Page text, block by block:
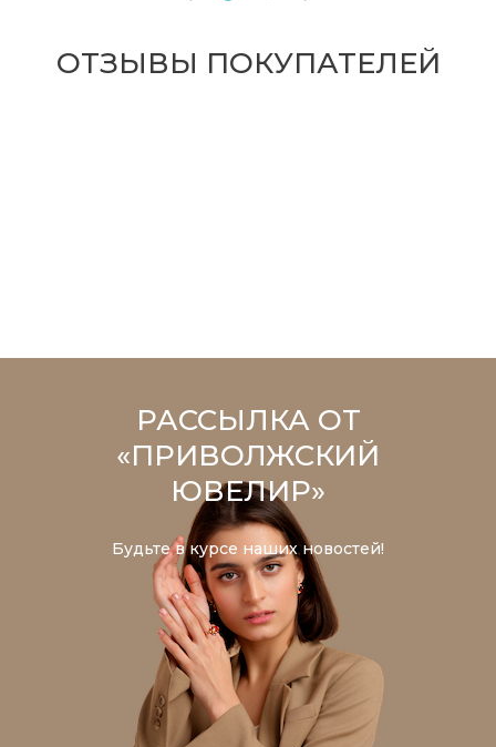
ОТЗЫВЫ ПОКУПАТЕЛЕЙ
РАССЫЛКА ОТ
«ПРИВОЛЖСКИЙ
ЮВЕЛИР»
Будьте в курсе наших новостей!